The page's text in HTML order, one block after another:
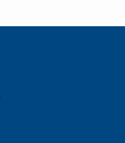
示いたしません。 お客さまの同意があ
は、個人情報の正確性及び安全性確保の
本人の照会
さまがご本人の個人情報の照会・修正・